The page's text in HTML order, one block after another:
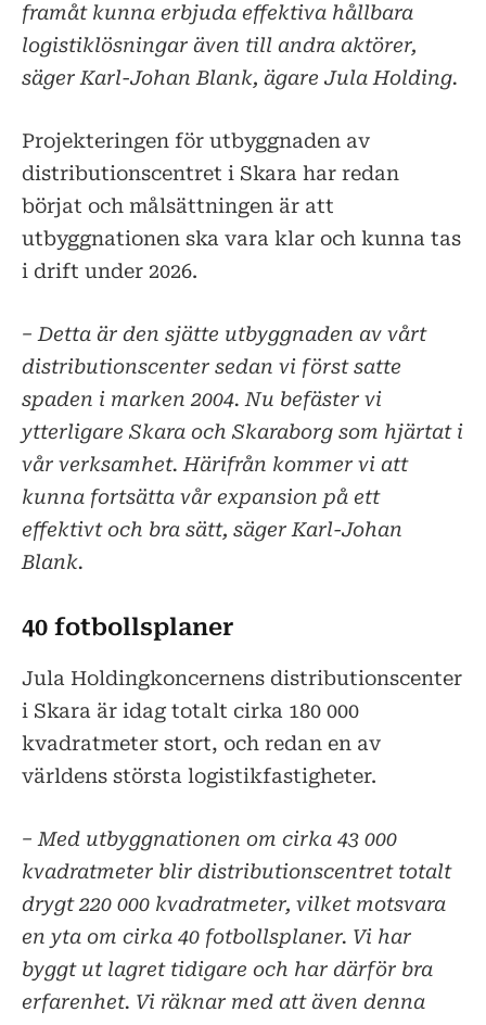
framåt kunna erbjuda effektiva hållbara
logistiklösningar även till andra aktörer,
säger Karl-Johan Blank, ägare Jula Holding.
Projekteringen för utbyggnaden av
distributionscentret i Skara har redan
börjat och målsättningen är att
utbyggnationen ska vara klar och kunna tas
i drift under 2026.
− Detta är den sjätte utbyggnaden av vårt
distributionscenter sedan vi först satte
spaden i marken 2004. Nu befäster vi
ytterligare Skara och Skaraborg som hjärtat i
vår verksamhet. Härifrån kommer vi att
kunna fortsätta vår expansion på ett
effektivt och bra sätt, säger Karl-Johan
Blank.
40 fotbollsplaner
Jula Holdingkoncernens distributionscenter
i Skara är idag totalt cirka 180 000
kvadratmeter stort, och redan en av
världens största logistikfastigheter.
− Med utbyggnationen om cirka 43 000
kvadratmeter blir distributionscentret totalt
drygt 220 000 kvadratmeter, vilket motsvara
en yta om cirka 40 fotbollsplaner. Vi har
byggt ut lagret tidigare och har därför bra
erfarenhet. Vi räknar med att även denna